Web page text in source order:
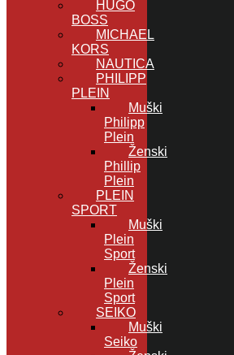
HUGO
BOSS
MICHAEL
KORS
NAUTICA
PHILIPP
PLEIN
Muški
Philipp
Plein
Ženski
Phillip
Plein
PLEIN
SPORT
Muški
Plein
Sport
Ženski
Plein
Sport
SEIKO
Muški
Seiko